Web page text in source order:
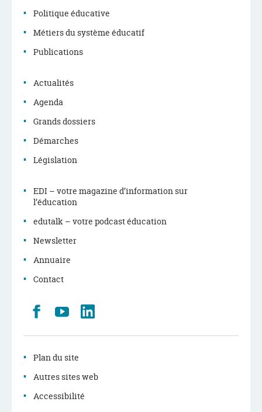
Menu
de
navigation
Politique éducative
Métiers du système éducatif
Publications
Actualités
Agenda
Grands dossiers
Démarches
Législation
EDI – votre magazine d’information sur
l’éducation
edutalk – votre podcast éducation
Newsletter
Annuaire
Contact
Retrouvez
nous
Youtube
Plan du site
Autres sites web
Accessibilité